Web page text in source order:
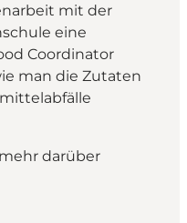
mit der
eine
Coordinator
man die Zutaten
darüber